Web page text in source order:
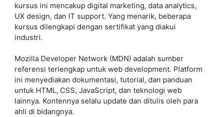
kursus ini mencakup digital marketing, data analytics,
UX design, dan IT support. Yang menarik, beberapa
kursus dilengkapi dengan sertifikat yang diakui
industri.
Mozilla Developer Network (MDN) adalah sumber
referensi terlengkap untuk web development. Platform
ini menyediakan dokumentasi, tutorial, dan panduan
untuk HTML, CSS, JavaScript, dan teknologi web
lainnya. Kontennya selalu update dan ditulis oleh para
ahli di bidangnya.